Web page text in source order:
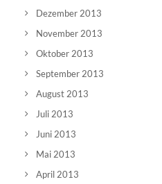
Dezember 2013
November 2013
Oktober 2013
September 2013
August 2013
Juli 2013
Juni 2013
Mai 2013
April 2013